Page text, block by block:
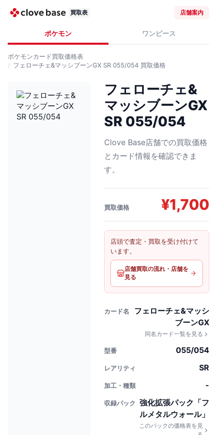
買取表 店舗案内
ポケモン ワンピース
ポケモンカード買取価格表
フェローチェ&マッシブーンGX SR 055/054 買取価格
フェローチェ&
マッシブーンGX
SR 055/054
Clove Base店舗での買取価格
とカード情報を確認できま
す。
買取価格 ¥1,700
店頭で査定・買取を受け付けて
います。
店舗買取の流れ・店舗を
見る
カード名
フェローチェ&マッシ
ブーンGX
同名カード一覧を見る
型番 055/054
レアリティ SR
加工・種類 -
収録パック
強化拡張パック「フ
ルメタルウォール」
このパックの価格表を見